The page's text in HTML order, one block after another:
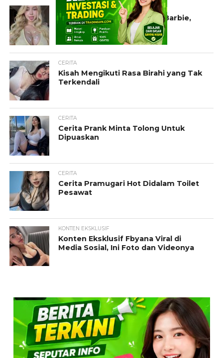
KONTEN EKSKLUSIF
Viral Konten Eksklusif Bule Barbie,
Foto dan Video Mantap!
CERITA
Kisah Mengikuti Rasa Birahi yang Tak
Terkendali
CERITA
Cerita Prank Minta Tolong Untuk
Dipuaskan
CERITA
Cerita Pramugari Hot Didalam Toilet
Pesawat
KONTEN EKSKLUSIF
Konten Eksklusif Fbyana Viral di
Media Sosial, Ini Foto dan Videonya